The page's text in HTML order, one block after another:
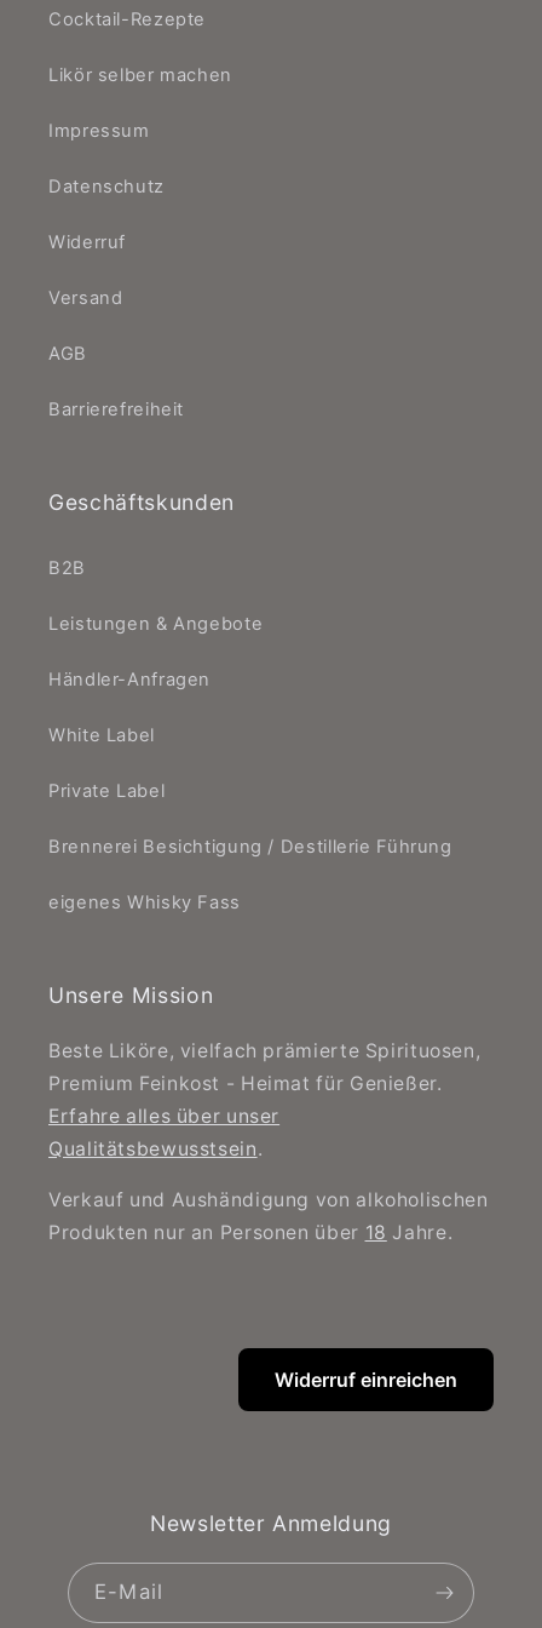
Cocktail-Rezepte
Likör selber machen
Impressum
Datenschutz
Widerruf
Versand
AGB
Barrierefreiheit
Geschäftskunden
B2B
Leistungen & Angebote
Händler-Anfragen
White Label
Private Label
Brennerei Besichtigung / Destillerie Führung
eigenes Whisky Fass
Unsere Mission
Beste Liköre, vielfach prämierte Spirituosen,
Premium Feinkost - Heimat für Genießer.
Erfahre alles über unser
Qualitätsbewusstsein.
Verkauf und Aushändigung von alkoholischen
Produkten nur an Personen über 18 Jahre.
Widerruf einreichen
Newsletter Anmeldung
E-Mail